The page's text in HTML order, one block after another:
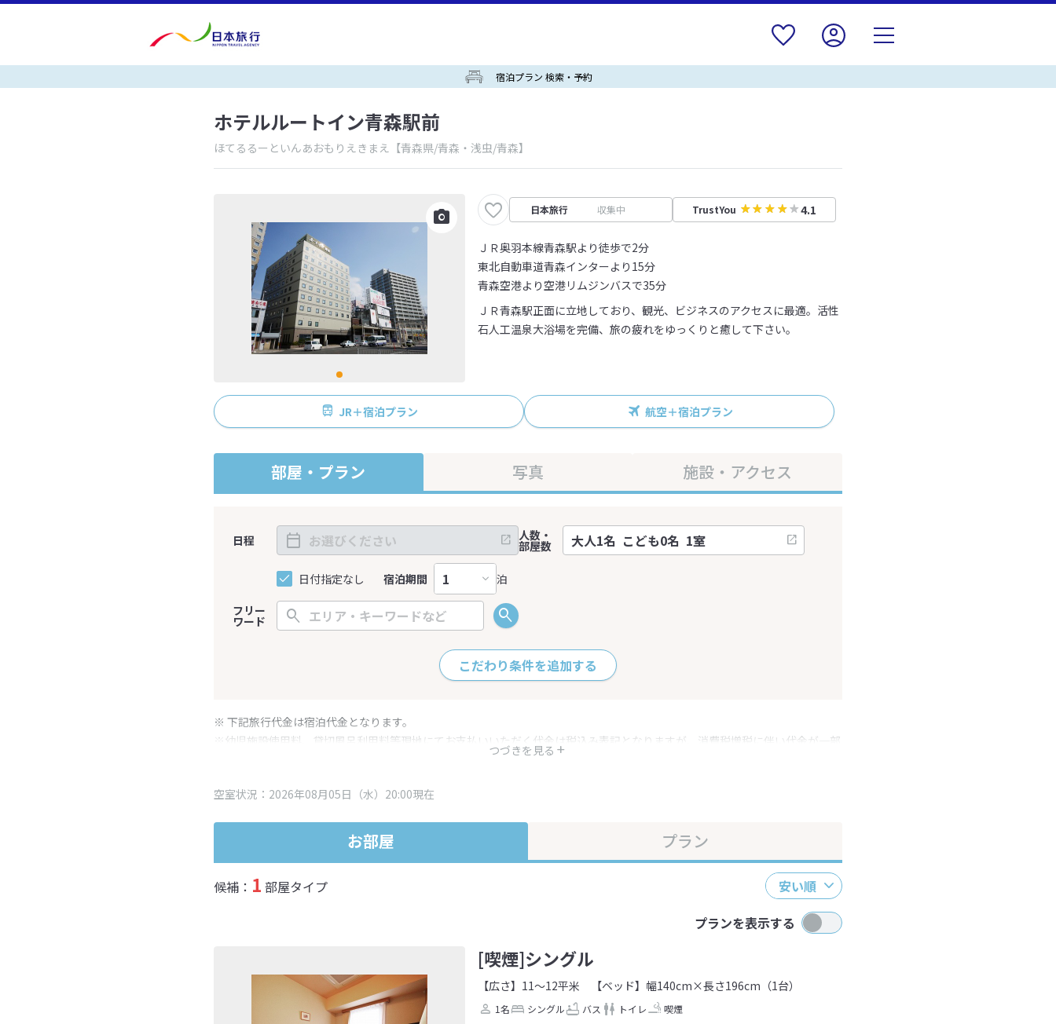
宿泊プラン 検索・予約
ホテルルートイン青森駅前
ほてるるーといんあおもりえきまえ 【青森県/青森・浅虫/青森】
日本旅行 収集中 TrustYou 4.1
ＪＲ奥羽本線青森駅より徒歩で2分
東北自動車道青森インターより15分
青森空港より空港リムジンバスで35分
ＪＲ青森駅正面に立地しており、観光、ビジネスのアクセスに最適。活性
石人工温泉大浴場を完備、旅の疲れをゆっくりと癒して下さい。
JR＋宿泊プラン 航空＋宿泊プラン
部屋・プラン 写真 施設・アクセス
日程
日付指定なし 宿泊期間 泊
人数・
部屋数
フリー
ワード
こだわり条件を追加する
つづきを見る
※ 下記旅行代金は宿泊代金となります。
※幼児施設使用料、貸切風呂利用料等現地にてお支払いいただく代金は税込み表記となりますが、消費税増税に伴い代金が一部
空室状況：2026年08月05日（水）20:00現在
お部屋 プラン
候補： 1 部屋タイプ
安い順
プランを表示する
[喫煙]シングル
【広さ】11～12平米 【ベッド】幅140cm×長さ196cm（1台）
1名 シングル バス トイレ 喫煙